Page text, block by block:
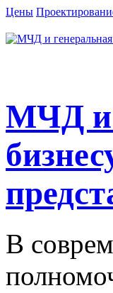
Цены
МЧД и
В